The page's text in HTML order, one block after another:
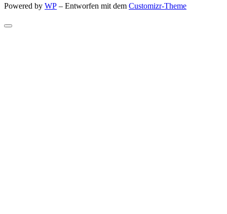
Powered by WP – Entworfen mit dem Customizr-Theme